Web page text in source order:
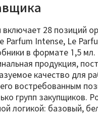
включает 28 позиций
Parfum Intense, Le
в формате 1,5 мл.
продукция,
качество для
востребованным
групп
логикой: базовый,